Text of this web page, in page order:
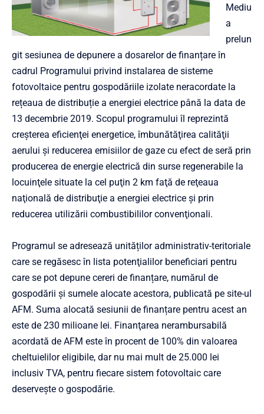
Mediu
a
prelun
git sesiunea de depunere a dosarelor de finanțare în
cadrul Programului privind instalarea de sisteme
fotovoltaice pentru gospodăriile izolate neracordate la
rețeaua de distribuție a energiei electrice până la data de
13 decembrie 2019. Scopul programului îl reprezintă
creşterea eficienţei energetice, îmbunătăţirea calităţii
aerului şi reducerea emisiilor de gaze cu efect de seră prin
producerea de energie electrică din surse regenerabile la
locuinţele situate la cel puţin 2 km faţă de reţeaua
naţională de distribuţie a energiei electrice şi prin
reducerea utilizării combustibililor convenţionali.
Programul se adresează unităților administrativ-teritoriale
care se regăsesc în lista potenţialilor beneficiari pentru
care se pot depune cereri de finanțare, numărul de
gospodării şi sumele alocate acestora, publicată pe site-ul
AFM. Suma alocată sesiunii de finanțare pentru acest an
este de 230 milioane lei. Finanţarea nerambursabilă
acordată de AFM este în procent de 100% din valoarea
cheltuielilor eligibile, dar nu mai mult de 25.000 lei
inclusiv TVA, pentru fiecare sistem fotovoltaic care
deserveşte o gospodărie.